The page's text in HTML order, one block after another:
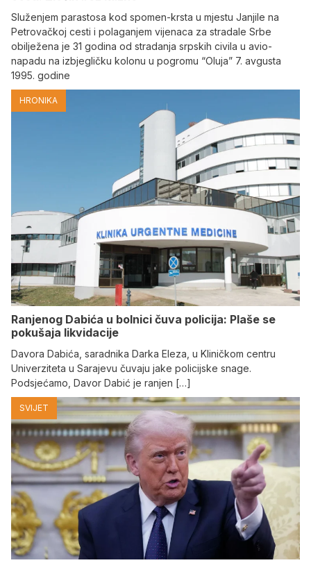
Služenjem parastosa kod spomen-krsta u mjestu Janjile na
Petrovačkoj cesti i polaganjem vijenaca za stradale Srbe
obilježena je 31 godina od stradanja srpskih civila u avio-
napadu na izbjegličku kolonu u pogromu “Oluja” 7. avgusta
1995. godine
HRONIKA
Ranjenog Dabića u bolnici čuva policija: Plaše se
pokušaja likvidacije
Davora Dabića, saradnika Darka Eleza, u Kliničkom centru
Univerziteta u Sarajevu čuvaju jake policijske snage.
Podsjećamo, Davor Dabić je ranjen […]
SVIJET